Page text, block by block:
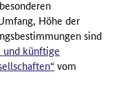
Höhe der
sind
und künftige
vom